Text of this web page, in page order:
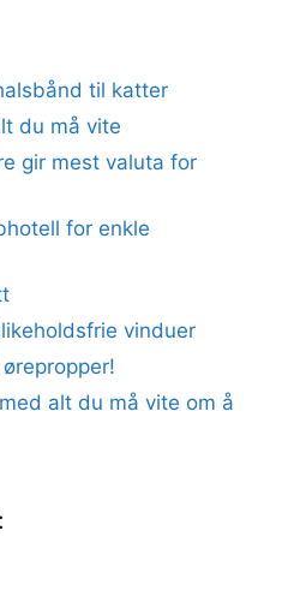
til katter
du må vite
gir mest valuta for
for enkle
vinduer
alt du må vite om å